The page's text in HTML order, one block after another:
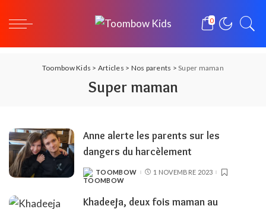
0
Toombow Kids > Articles > Nos parents >Super maman
Super maman
Anne alerte les parents sur les
dangers du harcèlement
POSTED
BY
TOOMBOW 1 NOVEMBRE 2023
Khadeeja, deux fois maman au